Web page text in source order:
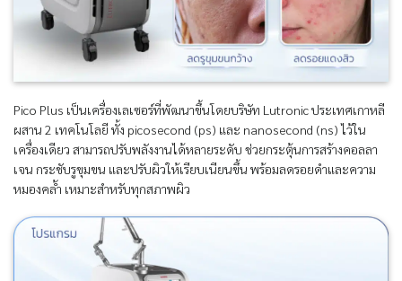
Pico Plus เป็นเครื่องเลเซอร์ที่พัฒนาขึ้นโดยบริษัท Lutronic ประเทศเกาหลี
ผสาน 2 เทคโนโลยี ทั้ง picosecond (ps) และ nanosecond (ns) ไว้ใน
เครื่องเดียว สามารถปรับพลังงานได้หลายระดับ ช่วยกระตุ้นการสร้างคอลลา
เจน กระชับรูขุมขน และปรับผิวให้เรียบเนียนขึ้น พร้อมลดรอยดำและความ
หมองคล้ำ เหมาะสำหรับทุกสภาพผิว